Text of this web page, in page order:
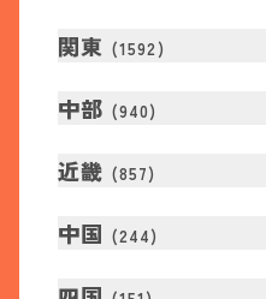
関東 (1592 )
中部 (940)
近畿 (857)
中国 (244)